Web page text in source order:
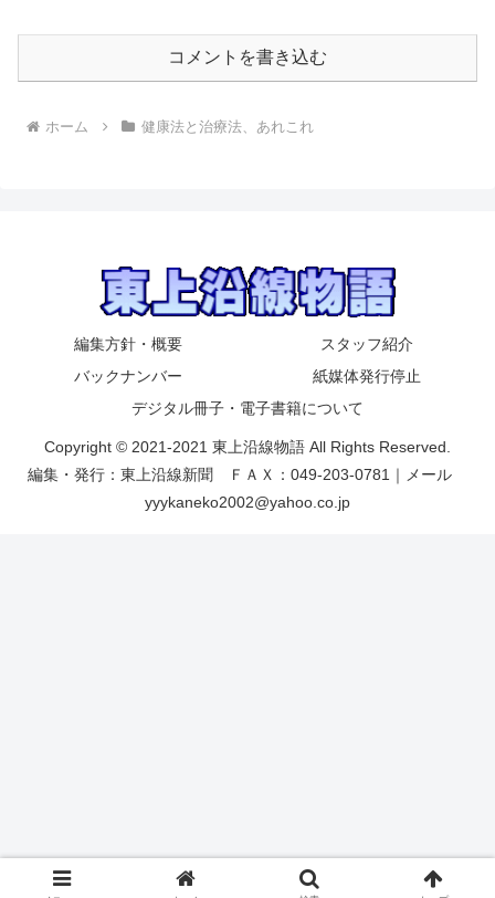
コメントを書き込む
ホーム 健康法と治療法、あれこれ
編集方針・概要
スタッフ紹介
バックナンバー
紙媒体発行停止
デジタル冊子・電子書籍について
Copyright © 2021-2021 東上沿線物語 All Rights Reserved.
編集・発行：東上沿線新聞 ＦＡＸ：049-203-0781｜メール
yyykaneko2002@yahoo.co.jp